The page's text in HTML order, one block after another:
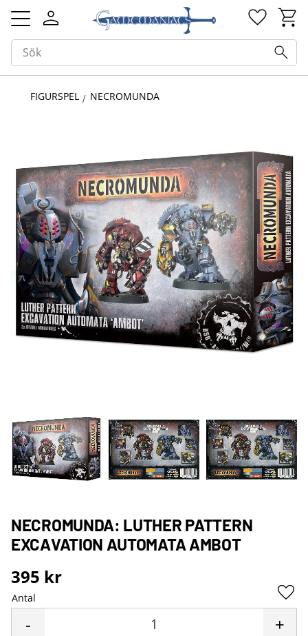
Meny
FIGURSPEL NECROMUNDA
NECROMUNDA: LUTHER PATTERN
EXCAVATION AUTOMATA AMBOT
395 kr
Antal
+
-